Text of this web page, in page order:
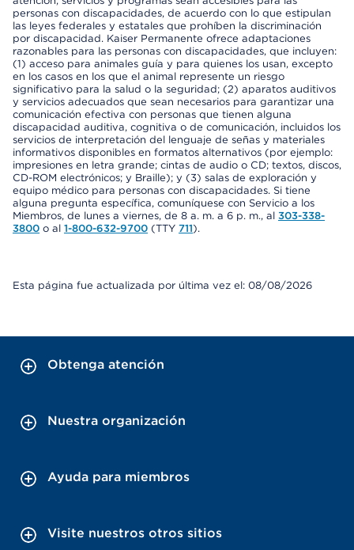
personas con discapacidades, de acuerdo con lo que estipulan
las leyes federales y estatales que prohíben la discriminación
por discapacidad. Kaiser Permanente ofrece adaptaciones
razonables para las personas con discapacidades, que incluyen:
(1) acceso para animales guía y para quienes los usan, excepto
en los casos en los que el animal represente un riesgo
significativo para la salud o la seguridad; (2) aparatos auditivos
y servicios adecuados que sean necesarios para garantizar una
comunicación efectiva con personas que tienen alguna
discapacidad auditiva, cognitiva o de comunicación, incluidos los
servicios de interpretación del lenguaje de señas y materiales
informativos disponibles en formatos alternativos (por ejemplo:
impresiones en letra grande; cintas de audio o CD; textos, discos,
CD-ROM electrónicos; y Braille); y (3) salas de exploración y
equipo médico para personas con discapacidades. Si tiene
alguna pregunta específica, comuníquese con Servicio a los
Miembros, de lunes a viernes, de 8 a. m. a 6 p. m., al 303-338-
3800 o al 1-800-632-9700 (TTY 711).
Esta página fue actualizada por última vez el: 08/08/2026
Obtenga atención
Nuestra organización
Ayuda para miembros
Visite nuestros otros sitios